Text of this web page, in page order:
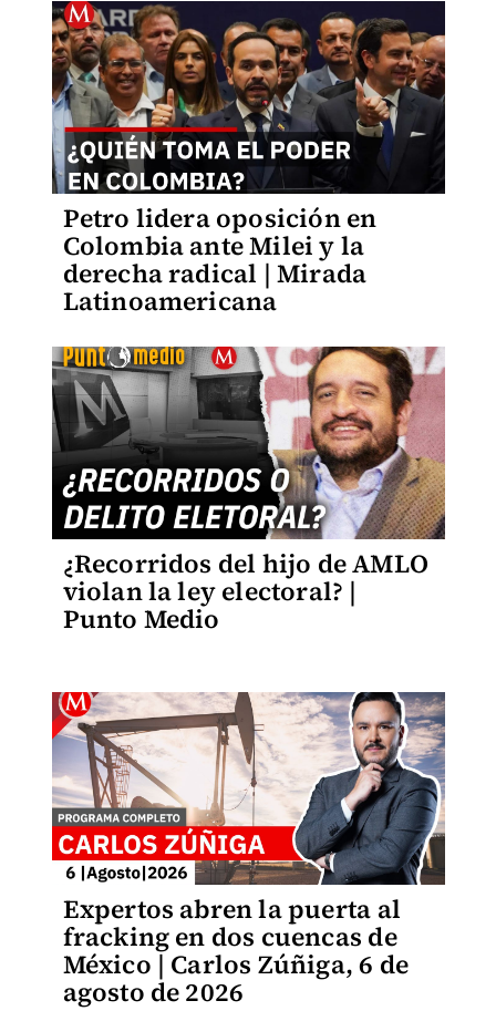
Petro lidera oposición en
Colombia ante Milei y la
derecha radical | Mirada
Latinoamericana
¿Recorridos del hijo de AMLO
violan la ley electoral? |
Punto Medio
Expertos abren la puerta al
fracking en dos cuencas de
México | Carlos Zúñiga, 6 de
agosto de 2026